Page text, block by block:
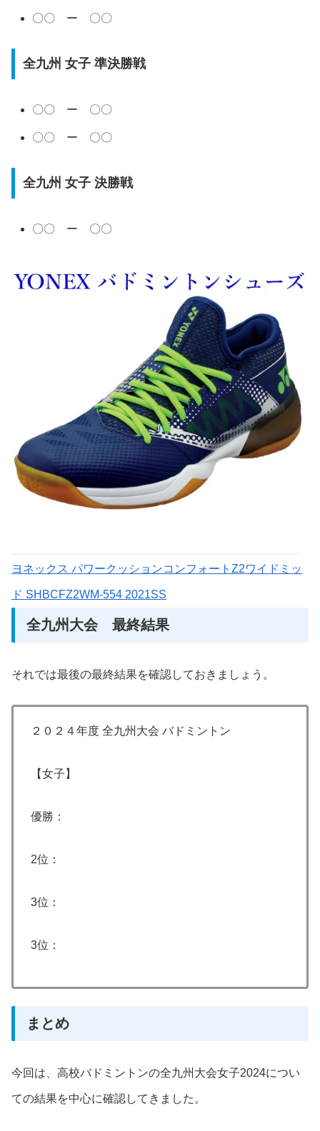
〇〇 ー 〇〇
全九州 女子 準決勝戦
〇〇 ー 〇〇
〇〇 ー 〇〇
全九州 女子 決勝戦
〇〇 ー 〇〇
ヨネックス パワークッションコンフォートZ2ワイドミッ
ド SHBCFZ2WM-554 2021SS
全九州大会 最終結果
それでは最後の最終結果を確認しておきましょう。
２０２４年度 全九州大会 バドミントン
【女子】
優勝：
2位：
3位：
3位：
まとめ
今回は、高校バドミントンの全九州大会女子2024につい
ての結果を中心に確認してきました。